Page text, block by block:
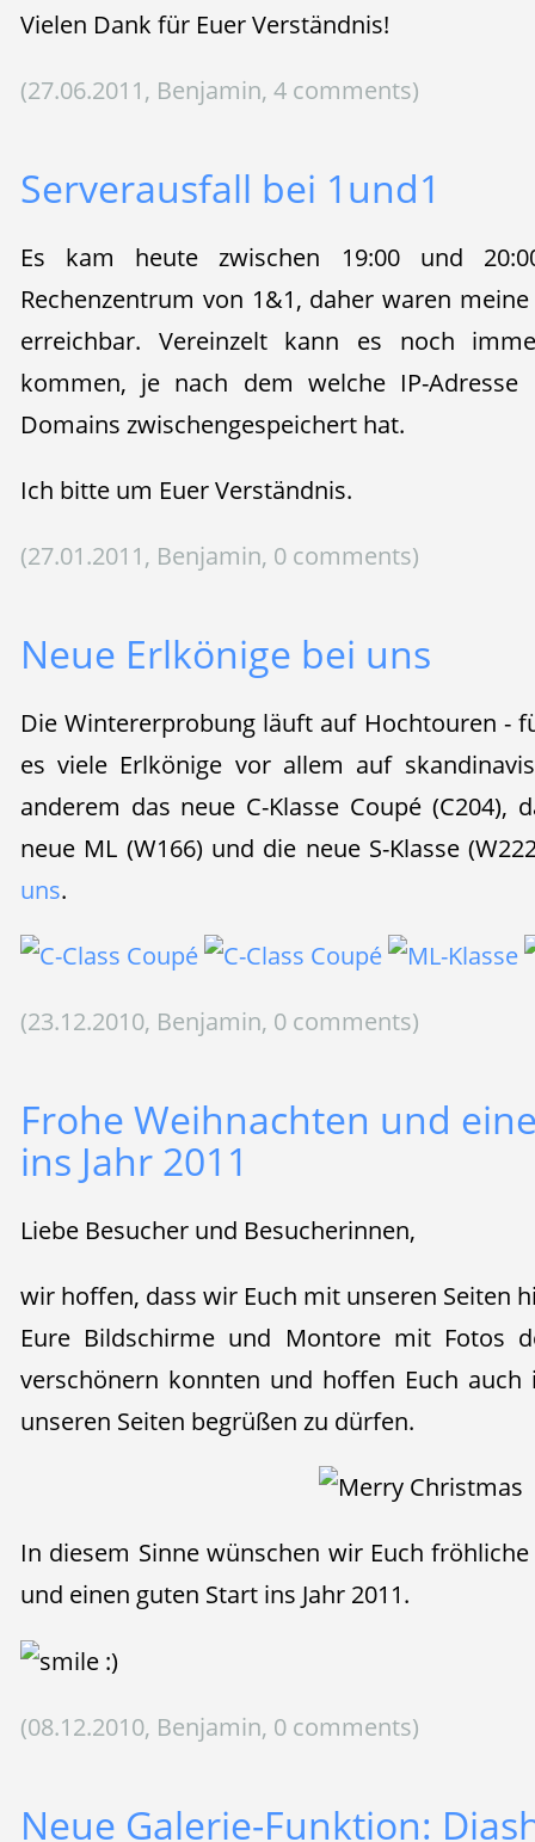
Vielen Dank für Euer Verständnis!
(27.06.2011, Benjamin, 4 comments)
Serverausfall bei 1und1
Es kam heute zwischen 19:00 und
Rechenzentrum von 1&1, daher waren
erreichbar. Vereinzelt kann es noch
kommen, je nach dem welche IP-
Domains zwischengespeichert hat.
Ich bitte um Euer Verständnis.
(27.01.2011, Benjamin, 0 comments)
Neue Erlkönige bei uns
Die Wintererprobung läuft auf Hochtouren -
es viele Erlkönige vor allem auf
anderem das neue C-Klasse Coupé (C204),
neue ML (W166) und die neue S-Klasse
uns.
(23.12.2010, Benjamin, 0 comments)
Frohe Weihnachten und
ins Jahr 2011
Liebe Besucher und Besucherinnen,
wir hoffen, dass wir Euch mit unseren Seiten
Eure Bildschirme und Montore mit Fotos
verschönern konnten und hoffen Euch
unseren Seiten begrüßen zu dürfen.
In diesem Sinne wünschen wir Euch
und einen guten Start ins Jahr 2011.
(08.12.2010, Benjamin, 0 comments)
Neue Galerie-Funktion: